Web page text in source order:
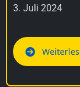
3. Juli 2024